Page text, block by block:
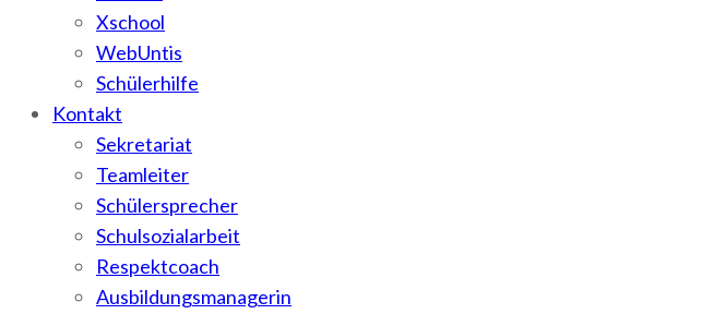
Xschool
WebUntis
Schülerhilfe
Kontakt
Sekretariat
Teamleiter
Schülersprecher
Schulsozialarbeit
Respektcoach
Ausbildungsmanagerin